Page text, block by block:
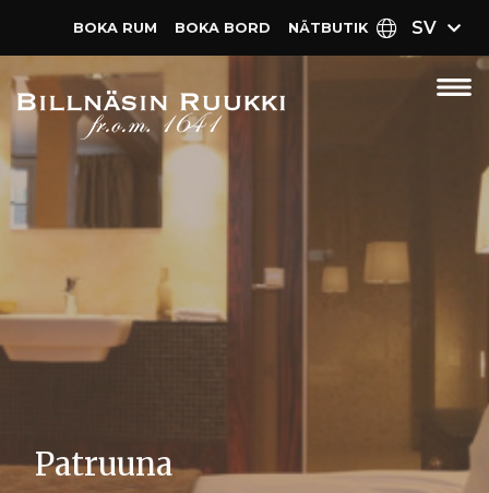
BOKA RUM BOKA BORD NÄT­BUTIK SV
Patruuna